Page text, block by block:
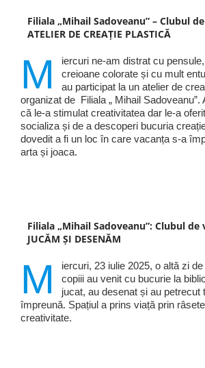
Filiala „Mihail Sadoveanu” – Clubul
ATELIER DE CREAȚIE PLASTICĂ
M
iercuri ne-am distrat cu
creioane colorate și cu mult
au participat la un atelier de
organizat de Filiala „ Mihail Sadoveanu”.
că le-a stimulat creativitatea dar le-a
socializa și de a descoperi bucuria
dovedit a fi un loc în care vacanța s-a
arta și joaca.
Filiala „Mihail Sadoveanu”: Clubul de
JUCĂM ȘI DESENĂM
M
iercuri, 23 iulie 2025, o altă zi
copiii au venit cu bucurie la
jucat, au desenat și au petrecut
împreună. Spațiul a prins viață prin
creativitate.